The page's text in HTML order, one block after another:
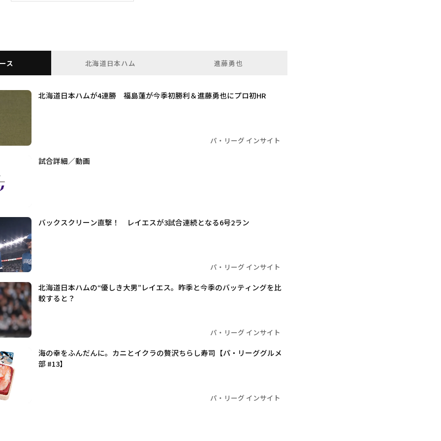
ス 北海道日本ハム 進藤勇也
北海道日本ハムが4連勝 福島蓮が今季初勝利＆進藤勇也にプロ初HR
パ・リーグ インサイト
試合詳細／動画
バックスクリーン直撃！ レイエスが3試合連続となる6号2ラン
パ・リーグ インサイト
北海道日本ハムの“優しき大男”レイエス。昨季と今季のバッティングを比
較すると？
パ・リーグ インサイト
海の幸をふんだんに。カニとイクラの贅沢ちらし寿司【パ・リーググルメ
部 #13】
パ・リーグ インサイト